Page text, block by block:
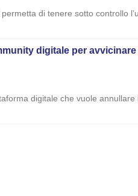
di tenere sotto controllo
digitale per
digitale che vuole